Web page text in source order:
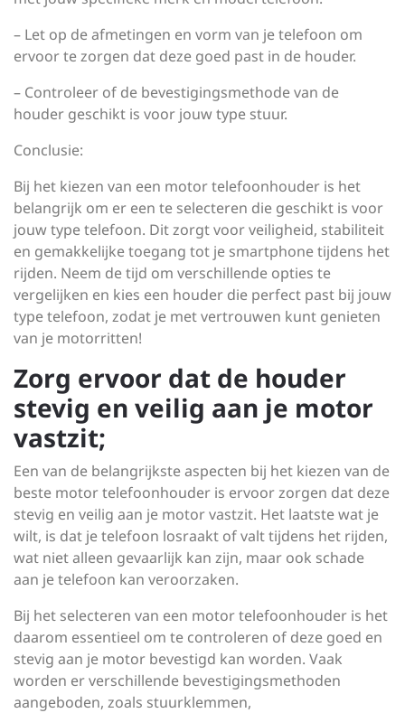
– Let op de afmetingen en vorm van je telefoon om
ervoor te zorgen dat deze goed past in de houder.
– Controleer of de bevestigingsmethode van de
houder geschikt is voor jouw type stuur.
Conclusie:
Bij het kiezen van een motor telefoonhouder is het
belangrijk om er een te selecteren die geschikt is voor
jouw type telefoon. Dit zorgt voor veiligheid, stabiliteit
en gemakkelijke toegang tot je smartphone tijdens het
rijden. Neem de tijd om verschillende opties te
vergelijken en kies een houder die perfect past bij jouw
type telefoon, zodat je met vertrouwen kunt genieten
van je motorritten!
Zorg ervoor dat de houder
stevig en veilig aan je motor
vastzit;
Een van de belangrijkste aspecten bij het kiezen van de
beste motor telefoonhouder is ervoor zorgen dat deze
stevig en veilig aan je motor vastzit. Het laatste wat je
wilt, is dat je telefoon losraakt of valt tijdens het rijden,
wat niet alleen gevaarlijk kan zijn, maar ook schade
aan je telefoon kan veroorzaken.
Bij het selecteren van een motor telefoonhouder is het
daarom essentieel om te controleren of deze goed en
stevig aan je motor bevestigd kan worden. Vaak
worden er verschillende bevestigingsmethoden
aangeboden, zoals stuurklemmen,